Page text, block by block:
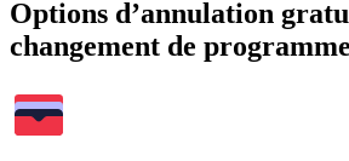
Options d’annulation
changement de programme